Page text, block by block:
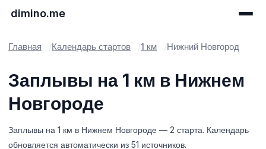
dimino.me
Главная Календарь стартов 1 км Нижний Новгород
Заплывы на 1 км в Нижнем
Новгороде
Заплывы на 1 км в Нижнем Новгороде — 2 старта. Календарь
обновляется автоматически из 51 источников.